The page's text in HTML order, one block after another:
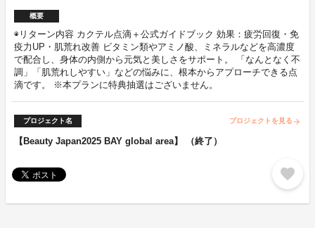
概要
◉リターン内容 カクテル点滴＋公式ガイドブック 効果：疲労回復・免
疫力UP・肌荒れ改善 ビタミン類やアミノ酸、ミネラルなどを高濃度
で配合し、身体の内側から元気と美しさをサポート。 「なんとなく不
調」「肌荒れしやすい」などの悩みに、根本からアプローチできる点
滴です。 ※本プランに特典抽選はございません。
プロジェクト名 プロジェクトを見る arrow_forward
【Beauty Japan2025 BAY global area】 （終了）
favorite